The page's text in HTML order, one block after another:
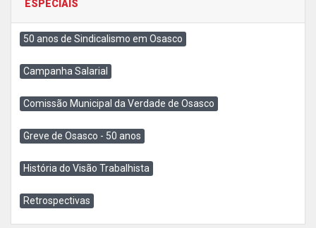
ESPECIAIS
50 anos de Sindicalismo em Osasco
Campanha Salarial
Comissão Municipal da Verdade de Osasco
Greve de Osasco - 50 anos
História do Visão Trabalhista
Retrospectivas